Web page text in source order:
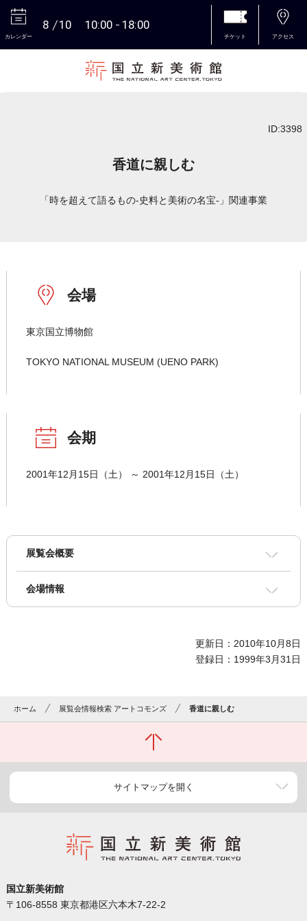
カレンダー
8 10 10:00 18:00
チケット アクセス
ID:3398
香道に親しむ
「時を超えて語るもの-史料と美術の名宝-」関連事業
会場
東京国立博物館
TOKYO NATIONAL MUSEUM (UENO PARK)
会期
2001年12月15日（土） ～ 2001年12月15日（土）
展覧会概要
会場情報
更新日：2010年10月8日
登録日：1999年3月31日
ホーム 展覧会情報検索 アートコモンズ 香道に親しむ
サイトマップを開く
国立新美術館
〒106-8558 東京都港区六本木7-22-2